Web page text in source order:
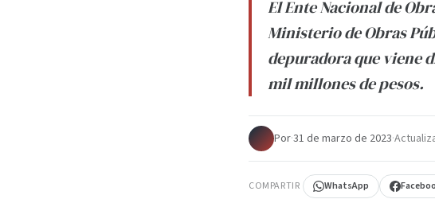
El Ente Nacional de
Ministerio de Obras
depuradora que viene
mil millones de pesos.
Por·31 de marzo de 2023·
COMPARTIR WhatsApp